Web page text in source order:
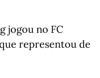
jogou no FC
representou de